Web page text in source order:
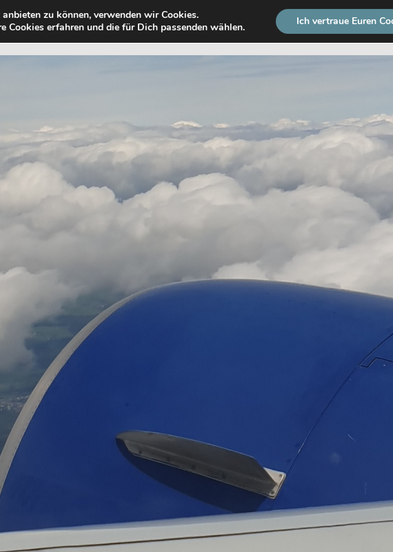
Zum
UNSERE REISE ÜBER UNS UNSERE THEMEN
zu können, verwenden wir Cookies.
Cookies erfahren und die für Dich passenden wählen. Ich vertraue Euren